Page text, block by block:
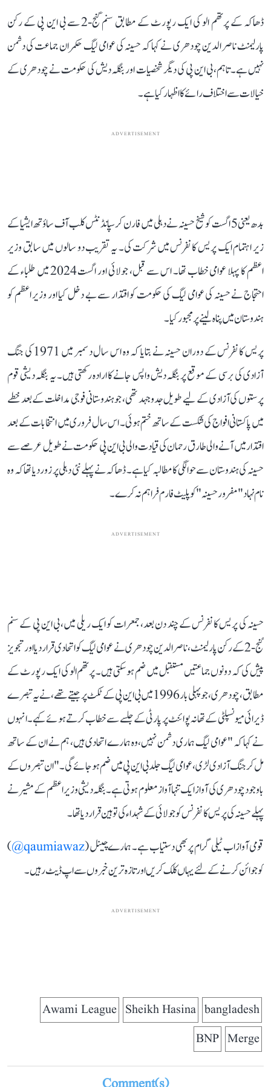
ڈھاکہ کے پرتھم الو کی ایک رپورٹ کے مطابق سنم گنج-2 سے بی این پی کے رکن
پارلیمنٹ ناصر الدین چودھری نے کہا کہ حسینہ کی عوامی لیگ حکمران جماعت کی دشمن
نہیں ہے۔ تاہم، بی این پی کی دیگر شخصیات اور بنگلہ دیش کی حکومت نے چودھری کے
خیالات سے اختلاف رائے کا اظہار کیا ہے۔
ADVERTISEMENT
بدھ یعنی 5 اگست کو شیخ حسینہ نے دہلی میں فارن کرسپانڈنٹس کلب آف ساؤتھ ایشیا کے
زیر اہتمام ایک پریس کانفرنس میں شرکت کی۔ یہ تقریب دو سالوں میں سابق وزیر
اعظم کا پہلا عوامی خطاب تھا۔ اس سے قبل، جولائی اور اگست 2024 میں طلباء کے
احتجاج نے حسینہ کی عوامی لیگ کی حکومت کو اقتدار سے بے دخل کیا اور وزیر اعظم کو
ہندوستان میں پناہ لینے پر مجبور کیا۔
پریس کانفرنس کے دوران حسینہ نے بتایا کہ وہ اس سال دسمبر میں 1971 کی جنگ
آزادی کی برسی کے موقع پر بنگلہ دیش واپس جانے کا ارادہ رکھتی ہیں۔ یہ بنگلہ دیشی قوم
پرستوں کی آزادی کے لیے طویل جدوجہد تھی، جو ہندوستانی فوجی مداخلت کے بعد خطے
میں پاکستانی افواج کی شکست کے ساتھ ختم ہوئی۔ اس سال فروری میں انتخابات کے بعد
اقتدار میں آنے والی طارق رحمان کی قیادت والی بی این پی حکومت نے طویل عرصے سے
حسینہ کی ہندوستان سے حوالگی کا مطالبہ کیا ہے۔ ڈھاکہ نے پہلے نئی دہلی پر زور دیا تھا کہ وہ
نام نہاد "مفرور حسینہ" کو پلیٹ فارم فراہم نہ کرے۔
ADVERTISEMENT
حسینہ کی پریس کانفرنس کے چند دن بعد، جمعرات کو ایک ریلی میں، بی این پی کے سنم
گنج-2 کے رکن پارلیمنٹ، ناصر الدین چودھری نے عوامی لیگ کو اتحادی قرار دیا اور تجویز
پیش کی کہ دونوں جماعتیں مستقبل میں ضم ہو سکتی ہیں۔ پرتھم الو کی ایک رپورٹ کے
مطابق، چودھری، جو پہلی بار 1996 میں بی این پی کے ٹکٹ پر جیتے تھے، نے یہ تبصرے
ڈیرائی میونسپلٹی کے تھانہ پوائنٹ پر پارٹی کے جلسے سے خطاب کرتے ہوئے کہے۔ انہوں
نے کہا کہ "عوامی لیگ ہماری دشمن نہیں، وہ ہمارے اتحادی ہیں، ہم نے ان کے ساتھ
مل کر جنگ آزادی لڑی، عوامی لیگ جلد بی این پی میں ضم ہو جائے گی۔" ان تبصروں کے
باوجود چودھری کی آواز ایک تنہا آواز معلوم ہوتی ہے۔ بنگلہ دیشی وزیراعظم کے مشیر نے
پہلے حسینہ کی پریس کانفرنس کو جولائی کے شہداء کی توہین قرار دیا تھا۔
قومی آواز اب ٹیلی گرام پر بھی دستیاب ہے۔ ہمارے چینل (qaumiawaz@
)
کو جوائن کرنے کے لئے یہاں کلک کریں اور تازہ ترین خبروں سے اپ ڈیٹ رہیں۔
ADVERTISEMENT
bangladesh
Sheikh Hasina
Awami League
Merge
BNP